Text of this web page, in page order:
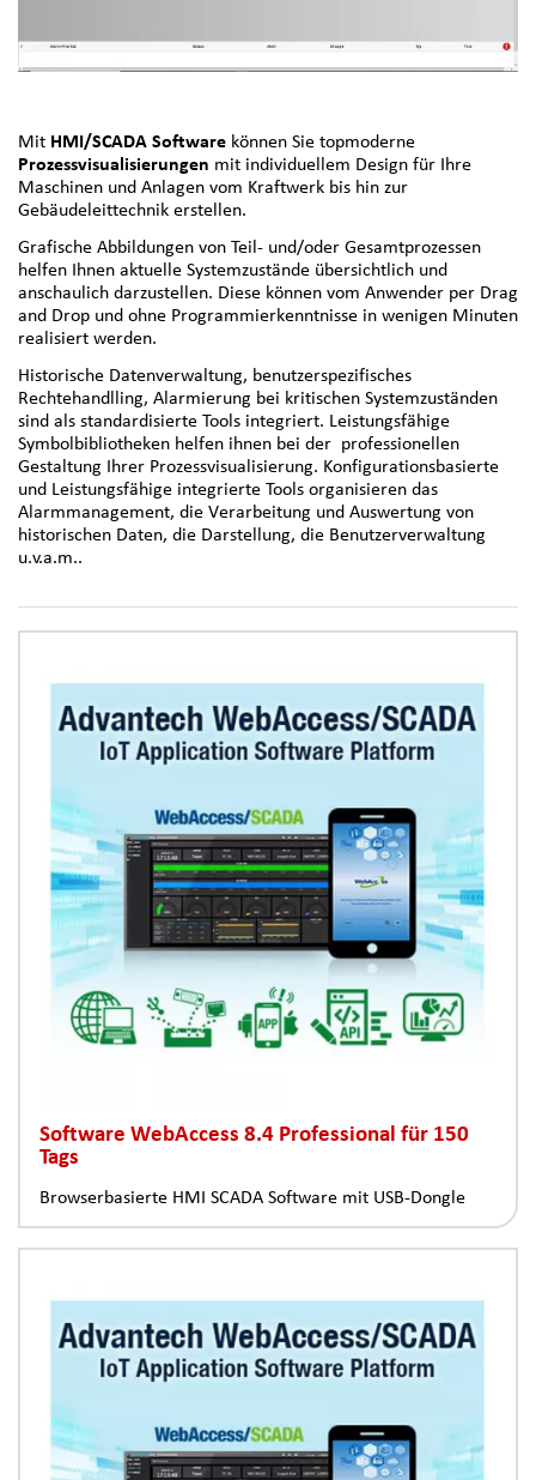
Mit HMI/SCADA Software können Sie topmoderne
Prozessvisualisierungen mit individuellem Design für Ihre
Maschinen und Anlagen vom Kraftwerk bis hin zur
Gebäudeleittechnik erstellen.
Grafische Abbildungen von Teil- und/oder Gesamtprozessen
helfen Ihnen aktuelle Systemzustände übersichtlich und
anschaulich darzustellen. Diese können vom Anwender per Drag
and Drop und ohne Programmierkenntnisse in wenigen Minuten
realisiert werden.
Historische Datenverwaltung, benutzerspezifisches
Rechtehandlling, Alarmierung bei kritischen Systemzuständen
sind als standardisierte Tools integriert. Leistungsfähige
Symbolbibliotheken helfen ihnen bei der professionellen
Gestaltung Ihrer Prozessvisualisierung. Konfigurationsbasierte
und Leistungsfähige integrierte Tools organisieren das
Alarmmanagement, die Verarbeitung und Auswertung von
historischen Daten, die Darstellung, die Benutzerverwaltung
u.v.a.m..
Software WebAccess 8.4 Professional für 150
Tags
Browserbasierte HMI SCADA Software mit USB-Dongle